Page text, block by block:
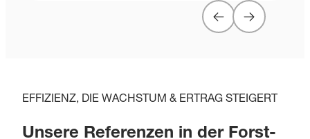
EFFIZIENZ, DIE WACHSTUM & ERTRAG STEIGERT
Unsere Referenzen in der Forst-